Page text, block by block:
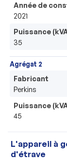
Année de
2021
Puissance
35
Agrégat 2
Fabricant
Perkins
Puissance
45
L'appareil à
d'étrave